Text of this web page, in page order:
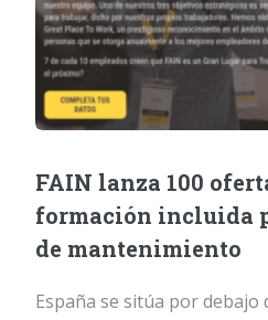
FAIN lanza 100
formación incluida
de mantenimiento
España se sitúa por debajo